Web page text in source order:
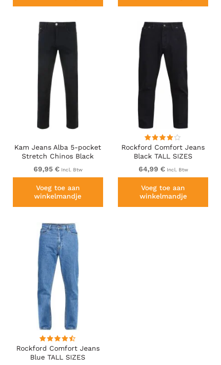
Kam Jeans Alba 5-pocket
Stretch Chinos Black
TALL SIZES
69,95 € Incl. Btw
Voeg toe aan
winkelmandje
Rockford Comfort Jeans
Black TALL SIZES
64,99 € Incl. Btw
Voeg toe aan
winkelmandje
Rockford Comfort Jeans
Blue TALL SIZES